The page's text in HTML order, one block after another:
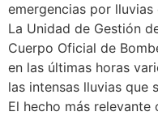
emergencias por
La Unidad de Gestión
Cuerpo Oficial de
en las últimas horas
las intensas lluvias que
El hecho más